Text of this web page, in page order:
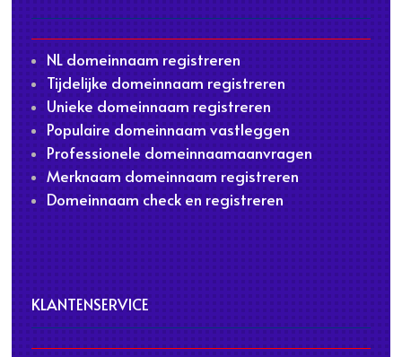
NL domeinnaam registreren
Tijdelijke domeinnaam registreren
Unieke domeinnaam registreren
Populaire domeinnaam vastleggen
Professionele domeinnaamaanvragen
Merknaam domeinnaam registreren
Domeinnaam check en registreren
KLANTENSERVICE